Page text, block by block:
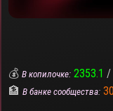
💰В копилочке: 2353.1 /
🏦В банке сообщества: